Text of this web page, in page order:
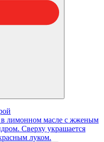
лимонном масле с жженым
Сверху украшается
луком.